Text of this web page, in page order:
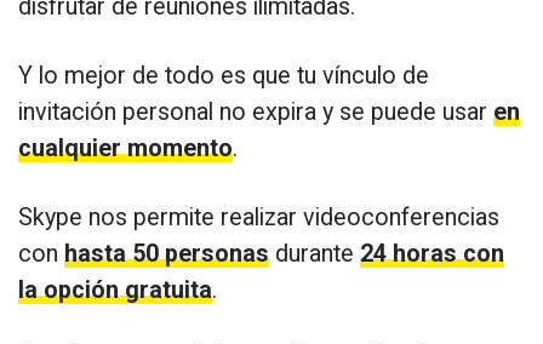
disfrutar de reuniones ilimitadas.
Y lo mejor de todo es que tu vínculo de
invitación personal no expira y se puede usar en
cualquier momento.
Skype nos permite realizar videoconferencias
con hasta 50 personas durante 24 horas con
la opción gratuita.